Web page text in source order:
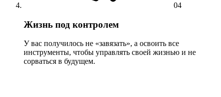
04
Жизнь под контролем
У вас получилось не «завязать», а освоить все
инструменты, чтобы управлять своей жизнью и не
сорваться в будущем.